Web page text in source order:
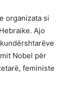
organizata si
Ajo
Nobel për
feministe